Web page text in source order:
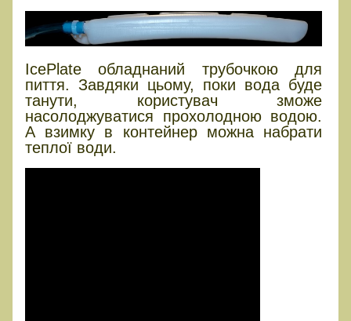
IcePlate обладнаний трубочкою для
пиття. Завдяки цьому, поки вода буде
танути, користувач зможе
насолоджуватися прохолодною водою.
А взимку в контейнер можна набрати
теплої води.